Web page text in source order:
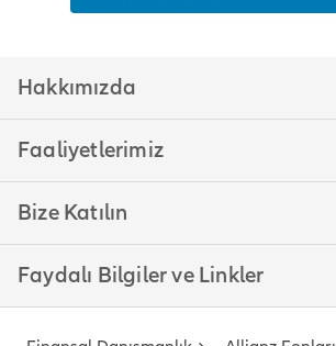
Hakkımızda
Faaliyetlerimiz
Bize Katılın
Faydalı Bilgiler ve Linkler